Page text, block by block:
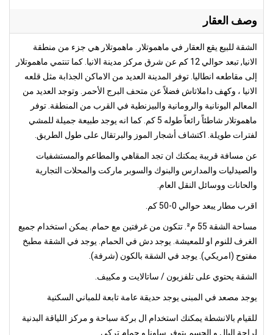
وصف العقار
الشقة للبيع يقع العقار في ماهموتلار. ماهموتلار هي جزء من منطقة
الانيا, تبعد حوالي 12 كم عن شرق مركز مدينة الانيا. كما تنتمي ماهموتلار
إلى مقاطعه انطاليا. توفر المدينة العديد من الاماكن الجذابة مثل قلعه
الانيا ، وكهف داملاتاش فضلاً عن متحف البرج الأحمر. وتوجد العديد من
المعالم اليونانية والرومانية والبيزنطية في القرب من المنطقة. توفر
ماهموتلار شاطئاً رائعاً طوله 5 كم. كما انه يوجد طبيعة جميلة للمشي
لفترات طويلة. اكتشاف أشجار الموز والبرتقال على طول الطريق.
عن مسافة قريبة يمكنك ان تجد المقاهي والمطاعم والمستشفيات
والصيدليات والمدارس والبنوك والسوبر ماركت والمحلات التجارية
والحانات ووسائل النقل العام.
اقرب مطار يبعد حوالي 0-50 كم.
مساحة الشقة 55 م². تتكون من غرفتين مع حمام. يمكن استخدام جميع
الغرف للنوم او للمعيشة. يوجد دش في الحمام. يوجد في الشقة مطبخ
مفتوح (امريكي). يوجد في الشقة بالكون (شرفة).
الشقة يحتوي على تلفزيون / ساتالايت و مكييف.
يوجد مصعد في المبنى يوجد حديقة عامة تابعة للمباني السكنية
للقيام بالانشطة يمكنك استخدام ال بركة سباحة و مركز اللياقة البدنية
لراحة البال و الجسم يتوفر ساونا و حمام تركي